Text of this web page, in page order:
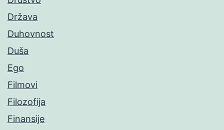
Država
Duhovnost
Duša
Ego
Filmovi
Filozofija
Finansije